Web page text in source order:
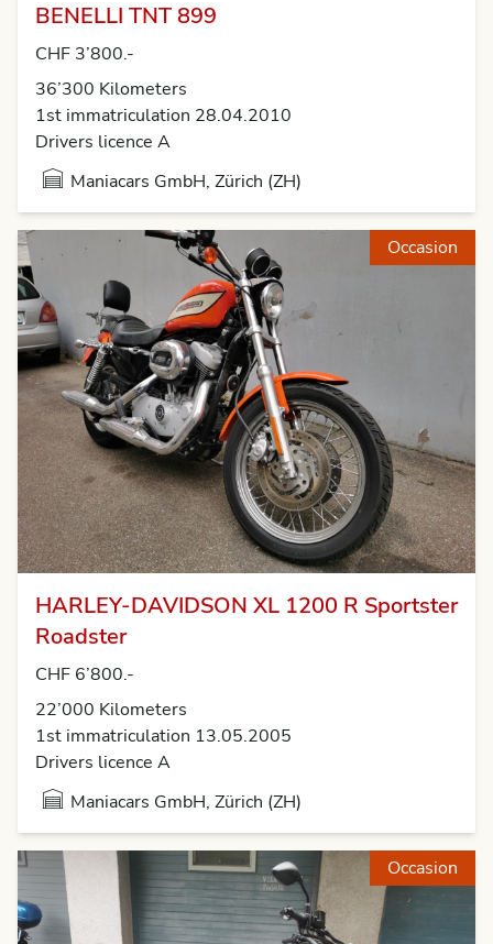
BENELLI TNT 899
CHF 3’800.-
36’300 Kilometers
1st immatriculation 28.04.2010
Drivers licence A
Maniacars GmbH, Zürich (ZH)
Occasion
HARLEY-DAVIDSON XL 1200 R Sportster
Roadster
CHF 6’800.-
22’000 Kilometers
1st immatriculation 13.05.2005
Drivers licence A
Maniacars GmbH, Zürich (ZH)
Occasion